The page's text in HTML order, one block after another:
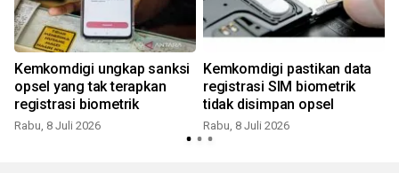
Kemkomdigi ungkap sanksi
opsel yang tak terapkan
registrasi biometrik
Rabu, 8 Juli 2026
Kemkomdigi pastikan data
registrasi SIM biometrik
tidak disimpan opsel
Rabu, 8 Juli 2026